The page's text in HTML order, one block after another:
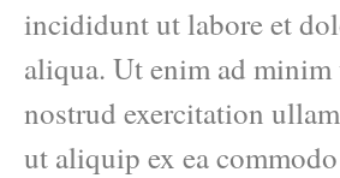
incididunt ut labore et
aliqua. Ut enim ad minim
nostrud exercitation
ut aliquip ex ea